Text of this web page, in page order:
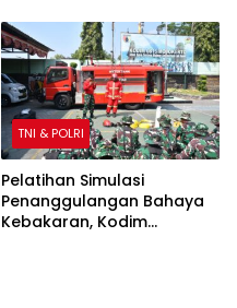
Barang Bukti Narkoba
Terbanyak
TNI & POLRI
Pelatihan Simulasi
Penanggulangan Bahaya
Kebakaran, Kodim